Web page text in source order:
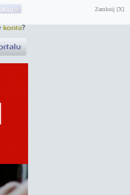
Zamknij [X]